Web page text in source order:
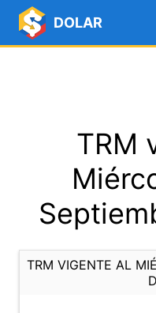
DOLAR
TRM
TRM VIGENTE AL